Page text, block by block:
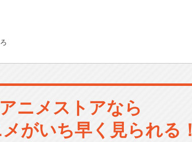
ニメストアなら
がいち早く見られる！